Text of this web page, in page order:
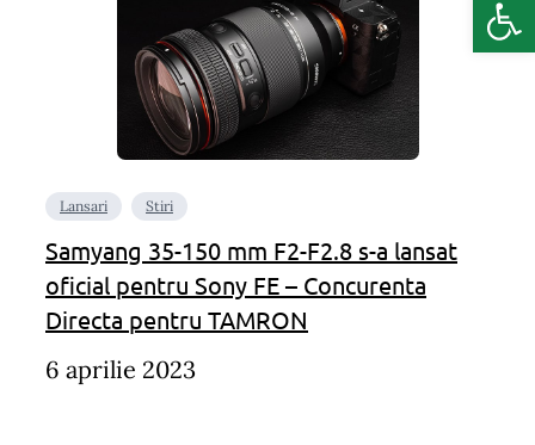
Lansari Stiri
Samyang 35-150 mm F2-F2.8 s-a lansat
oficial pentru Sony FE – Concurenta
Directa pentru TAMRON
6 aprilie 2023